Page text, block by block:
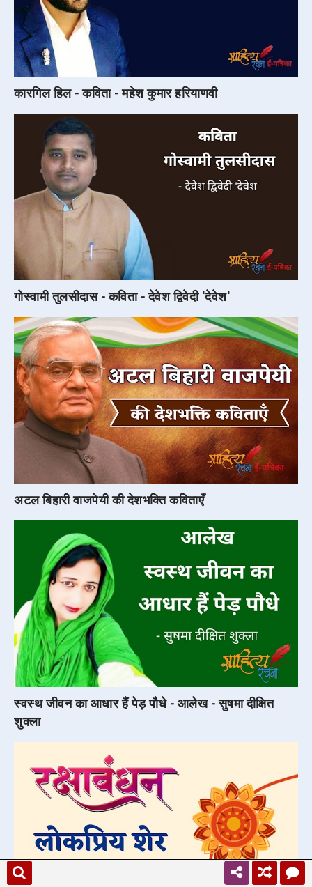
कारगिल हिल - कविता - महेश कुमार हरियाणवी
गोस्वामी तुलसीदास - कविता - देवेश द्विवेदी 'देवेश'
अटल बिहारी वाजपेयी की देशभक्ति कविताएँ
स्वस्थ जीवन का आधार हैं पेड़ पौधे - आलेख - सुषमा दीक्षित
शुक्ला